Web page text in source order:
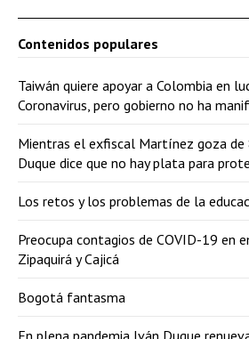
Contenidos populares
Taiwán quiere apoyar a Colombia en
Coronavirus, pero gobierno no ha
Mientras el exfiscal Martínez goza de
Duque dice que no hay plata para
Los retos y los problemas de la
Preocupa contagios de COVID-19 en
Zipaquirá y Cajicá
Bogotá fantasma
En plena pandemia Iván Duque